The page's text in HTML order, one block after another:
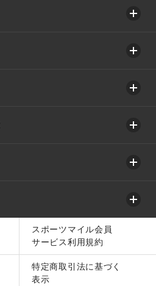
スポーツマイル会員
サービス利用規約
特定商取引法に基づく
表示